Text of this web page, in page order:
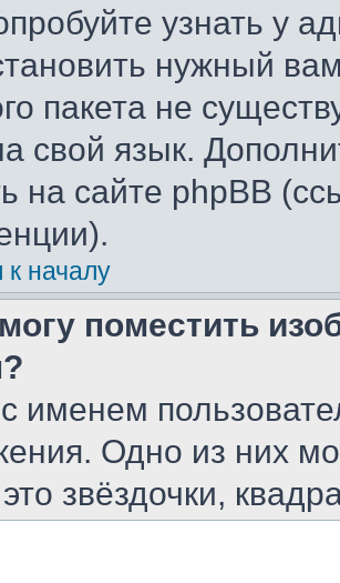
узнать у
нужный
пакета не
свой язык.
на сайте phpBB
к началу
поместить
именем
Одно из них
звёздочки,